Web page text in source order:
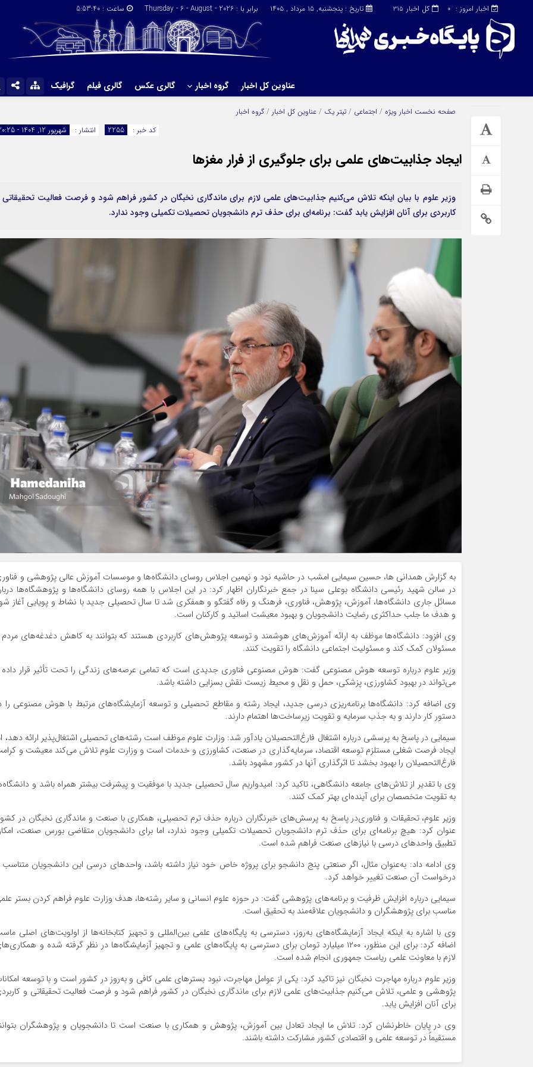
کل اخبار 315 اخبار امروز : 0 تاریخ : پنجشنبه, ۱۵ مرداد , ۱۴۰۵ برابر با : Thursday - 6 - August - 2026 ساعت : 5:53:41
عناوین کل اخبار گروه اخبار گالری عکس گالری فیلم گرافیک
چند رسانه دسترسی سریع صفحه نخست اخبار ویژه / اجتماعی / تیتر یک / عناوین کل اخبار / گروه اخبار
انتشار :
شهریور 12, 1404 - 20:25 کد خبر : 2255
ایجاد جذابیت‌های علمی برای جلوگیری از فرار مغزها
وزیر علوم با بیان اینکه تلاش می‌کنیم جذابیت‌های علمی لازم برای ماندگاری نخبگان در کشور فراهم شود و فرصت فعالیت
کاربردی برای آنان افزایش یابد گفت: برنامه‌ای برای حذف ترم دانشجویان تحصیلات تکمیلی وجود ندارد.
به گزارش همدانی ها، حسین سیمایی امشب در حاشیه نود و نهمین اجلاس روسای دانشگاه‌ها و موسسات آموزش عالی پژوهشی و
در سالن شهید رئیسی دانشگاه بوعلی سینا در جمع خبرنگاران اظهار کرد: در این اجلاس با همه روسای دانشگاه‌ها و پژوهشگاه‌ها
مسائل جاری دانشگاه‌ها، آموزش، پژوهش، فناوری، فرهنگ و رفاه گفتگو و همفکری شد تا سال تحصیلی جدید با نشاط و پویایی آغاز
و هدف ما جلب حداکثری رضایت دانشجویان و بهبود معیشت اساتید و کارکنان است.
وی افزود: دانشگاه‌ها موظف به ارائه آموزش‌های هوشمند و توسعه پژوهش‌های کاربردی هستند که بتوانند به کاهش دغدغه‌های
مسئولان کمک کند و مسئولیت اجتماعی دانشگاه را تقویت کنند.
وزیر علوم درباره توسعه هوش مصنوعی گفت: هوش مصنوعی فناوری جدیدی است که تمامی عرصه‌های زندگی را تحت تأثیر قرار
می‌تواند در بهبود کشاورزی، پزشکی، حمل و نقل و محیط زیست نقش بسزایی داشته باشد.
وی اضافه کرد: دانشگاه‌ها برنامه‌ریزی درسی جدید، ایجاد رشته و مقاطع تحصیلی و توسعه آزمایشگاه‌های مرتبط با هوش مصنوعی را
دستور کار دارند و به جذب سرمایه و تقویت زیرساخت‌ها اهتمام دارند.
سیمایی در پاسخ به پرسشی درباره اشتغال فارغ‌التحصیلان یادآور شد: وزارت علوم موظف است رشته‌های تحصیلی اشتغال‌پذیر ارائه دهد،
ایجاد فرصت شغلی مستلزم توسعه اقتصاد، سرمایه‌گذاری در صنعت، کشاورزی و خدمات است و وزارت علوم تلاش می‌کند معیشت و
فارغ‌التحصیلان را بهبود بخشد تا اثرگذاری آنها در کشور مشهود باشد.
وی با تقدیر از تلاش‌های جامعه دانشگاهی، تاکید کرد: امیدواریم سال تحصیلی جدید با موفقیت و پیشرفت بیشتر همراه باشد و
به تقویت متخصصان برای آینده‌ای بهتر کمک کنند.
وزیر علوم، تحقیقات و فناوری‌در پاسخ به پرسش‌های خبرنگاران درباره حذف ترم تحصیلی، همکاری با صنعت و ماندگاری نخبگان در
عنوان کرد: هیچ برنامه‌ای برای حذف ترم دانشجویان تحصیلات تکمیلی وجود ندارد، اما برای دانشجویان متقاضی بورس صنعت،
تطبیق واحدهای درسی با نیازهای صنعت فراهم شده است.
وی ادامه داد: به‌عنوان مثال، اگر صنعتی پنج دانشجو برای پروژه خاص خود نیاز داشته باشد، واحدهای درسی این دانشجویان متناسب
درخواست آن صنعت تغییر خواهد کرد.
سیمایی درباره افزایش ظرفیت و برنامه‌های پژوهشی گفت: در حوزه علوم انسانی و سایر رشته‌ها، هدف وزارت علوم فراهم کردن بستر
مناسب برای پژوهشگران و دانشجویان علاقه‌مند به تحقیق است.
وی با اشاره به اینکه ایجاد آزمایشگاه‌های به‌روز، دسترسی به پایگاه‌های علمی بین‌المللی و تجهیز کتابخانه‌ها از اولویت‌های اصلی
اضافه کرد: برای این منظور، ۱۲۰۰ میلیارد تومان برای دسترسی به پایگاه‌های علمی و تجهیز آزمایشگاه‌ها در نظر گرفته شده و
لازم با معاونت علمی ریاست جمهوری انجام شده است.
وزیر علوم درباره مهاجرت نخبگان نیز تاکید کرد: یکی از عوامل مهاجرت، نبود بسترهای علمی کافی و به‌روز در کشور است و با توسعه
پژوهشی و علمی، تلاش می‌کنیم جذابیت‌های علمی لازم برای ماندگاری نخبگان در کشور فراهم شود و فرصت فعالیت تحقیقاتی و
برای آنان افزایش یابد.
وی در پایان خاطرنشان کرد: تلاش ما ایجاد تعادل بین آموزش، پژوهش و همکاری با صنعت است تا دانشجویان و پژوهشگران
مستقیماً در توسعه علمی و اقتصادی کشور مشارکت داشته باشند.